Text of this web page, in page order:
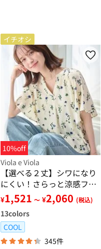
イチオシ
10%off
Viola e Viola
【選べる２丈】シワになり
にくい！さらっと涼感フレ
アスリーブブラウス
¥1,521 ～ ¥2,060 (税込)
13colors
COOL
345件